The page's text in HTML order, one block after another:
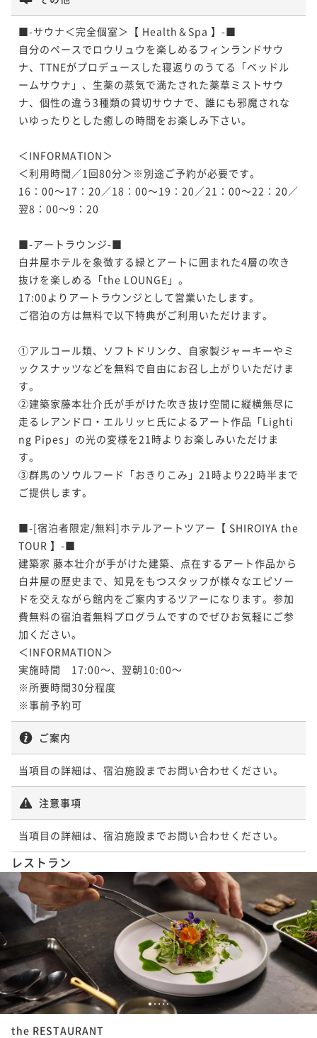
【HERITAGE TOWER】－ジュニアスイー
ト－
57平米 禁煙 無料Wi-Fi
ダブル
ポイント即利用で最大7％OFF
¥152,374~
【SPECIAL】－ミケーレ・デ・ルッキ－
50平米 禁煙 無料Wi-Fi
ポイント即利用で最大7％OFF
2名 ¥ 153,472 ~
■-サウナ＜完全個室＞【 Health＆Spa 】-■
自分のペースでロウリュウを楽しめるフィンランドサウ
ナ、TTNEがプロデュースした寝返りのうてる「ベッドル
ームサウナ」、生薬の蒸気で満たされた薬草ミストサウ
ナ、個性の違う3種類の貸切サウナで、誰にも邪魔されな
いゆったりとした癒しの時間をお楽しみ下さい。
＜INFORMATION＞
＜利用時間／1回80分＞※別途ご予約が必要です。
16：00～17：20／18：00～19：20／21：00～22：20／
翌8：00～9：20
■-アートラウンジ-■
白井屋ホテルを象徴する緑とアートに囲まれた4層の吹き
抜けを楽しめる「the LOUNGE」。
17:00よりアートラウンジとして営業いたします。
ご宿泊の方は無料で以下特典がご利用いただけます。
①アルコール類、ソフトドリンク、自家製ジャーキーやミ
ックスナッツなどを無料で自由にお召し上がりいただけま
す。
②建築家藤本壮介氏が手がけた吹き抜け空間に縦横無尽に
走るレアンドロ・エルリッヒ氏によるアート作品「Lighti
ng Pipes」の光の変様を21時よりお楽しみいただけま
す。
③群馬のソウルフード「おきりこみ」21時より22時半まで
ご提供します。
■-[宿泊者限定/無料]ホテルアートツアー【 SHIROIYA the
TOUR 】-■
建築家 藤本壮介が手がけた建築、点在するアート作品から
白井屋の歴史まで、知見をもつスタッフが様々なエピソー
ドを交えながら館内をご案内するツアーになります。参加
費無料の宿泊者無料プログラムですのでぜひお気軽にご参
加ください。
＜INFORMATION＞
実施時間　17:00～、翌朝10:00～
※所要時間30分程度
※事前予約可
ご案内
当項目の詳細は、宿泊施設までお問い合わせください。
注意事項
当項目の詳細は、宿泊施設までお問い合わせください。
レストラン
12345
the RESTAURANT